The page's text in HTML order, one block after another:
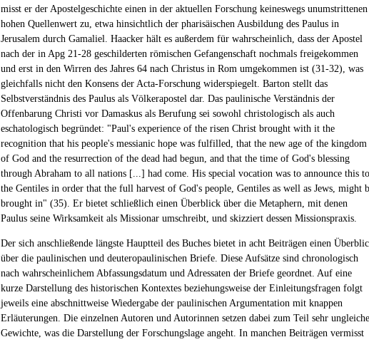
misst er der Apostelgeschichte einen in der aktuellen Forschung keineswegs unumstrittenen
hohen Quellenwert zu, etwa hinsichtlich der pharisäischen Ausbildung des Paulus in
Jerusalem durch Gamaliel. Haacker hält es außerdem für wahrscheinlich, dass der Apostel
nach der in Apg 21-28 geschilderten römischen Gefangenschaft nochmals freigekommen
und erst in den Wirren des Jahres 64 nach Christus in Rom umgekommen ist (31-32), was
gleichfalls nicht den Konsens der Acta-Forschung widerspiegelt. Barton stellt das
Selbstverständnis des Paulus als Völkerapostel dar. Das paulinische Verständnis der
Offenbarung Christi vor Damaskus als Berufung sei sowohl christologisch als auch
eschatologisch begründet: "Paul's experience of the risen Christ brought with it the
recognition that his people's messianic hope was fulfilled, that the new age of the kingdom
of God and the resurrection of the dead had begun, and that the time of God's blessing
through Abraham to all nations [...] had come. His special vocation was to announce this to
the Gentiles in order that the full harvest of God's people, Gentiles as well as Jews, might
brought in" (35). Er bietet schließlich einen Überblick über die Metaphern, mit denen
Paulus seine Wirksamkeit als Missionar umschreibt, und skizziert dessen Missionspraxis.
Der sich anschließende längste Hauptteil des Buches bietet in acht Beiträgen einen
über die paulinischen und deuteropaulinischen Briefe. Diese Aufsätze sind chronologisch
nach wahrscheinlichem Abfassungsdatum und Adressaten der Briefe geordnet. Auf eine
kurze Darstellung des historischen Kontextes beziehungsweise der Einleitungsfragen folgt
jeweils eine abschnittweise Wiedergabe der paulinischen Argumentation mit knappen
Erläuterungen. Die einzelnen Autoren und Autorinnen setzen dabei zum Teil sehr ungleiche
Gewichte, was die Darstellung der Forschungslage angeht. In manchen Beiträgen vermisst